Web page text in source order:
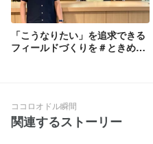
「こうなりたい」を追求できる
フィールドづくりを＃ときめき
ココロオドル瞬間
関連するストーリー